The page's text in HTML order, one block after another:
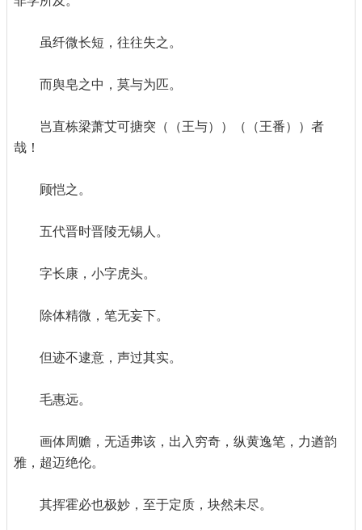
虽纤微长短，往往失之。
而舆皂之中，莫与为匹。
岂直栋梁萧艾可搪突（（王与））（（王番））者
哉！
顾恺之。
五代晋时晋陵无锡人。
字长康，小字虎头。
除体精微，笔无妄下。
但迹不逮意，声过其实。
毛惠远。
画体周赡，无适弗该，出入穷奇，纵黄逸笔，力遒韵
雅，超迈绝伦。
其挥霍必也极妙，至于定质，块然未尽。